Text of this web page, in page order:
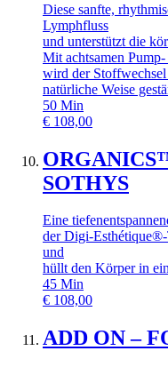
Diese sanfte,
Lymphfluss
und unterstützt die
Mit achtsamen
wird der Stoffwechsel
natürliche Weise
50 Min
€ 108,00
SOTHYS
Eine
der Digi-
und
hüllt den Körper in
45 Min
€ 108,00
ADD ON –